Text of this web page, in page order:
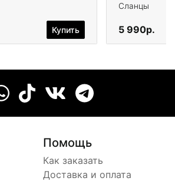
Купить
Сланцы
5 990р.
Помощь
Как заказать
Доставка и оплата